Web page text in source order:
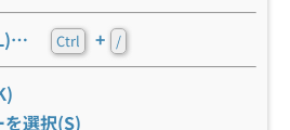
Ctrl + /
を選択(S)